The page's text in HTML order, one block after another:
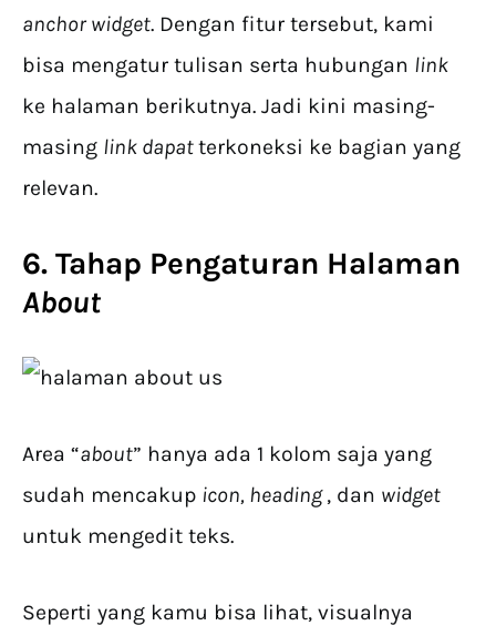
anchor widget. Dengan fitur tersebut, kami
bisa mengatur tulisan serta hubungan link
ke halaman berikutnya. Jadi kini masing-
masing link dapatterkoneksi ke bagian yang
relevan.
6. Tahap Pengaturan Halaman
About
Area “about” hanya ada 1 kolom saja yang
sudah mencakup icon, heading, dan widget
untuk mengedit teks.
Seperti yang kamu bisa lihat, visualnya